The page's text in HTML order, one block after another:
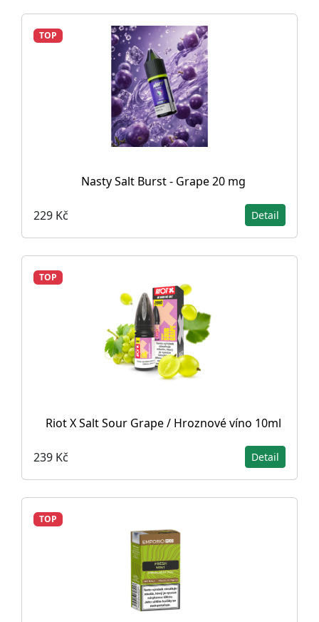
TOP
Nasty Salt Burst - Grape 20 mg
229 Kč Detail
TOP
Riot X Salt Sour Grape / Hroznové víno 10ml
239 Kč Detail
TOP